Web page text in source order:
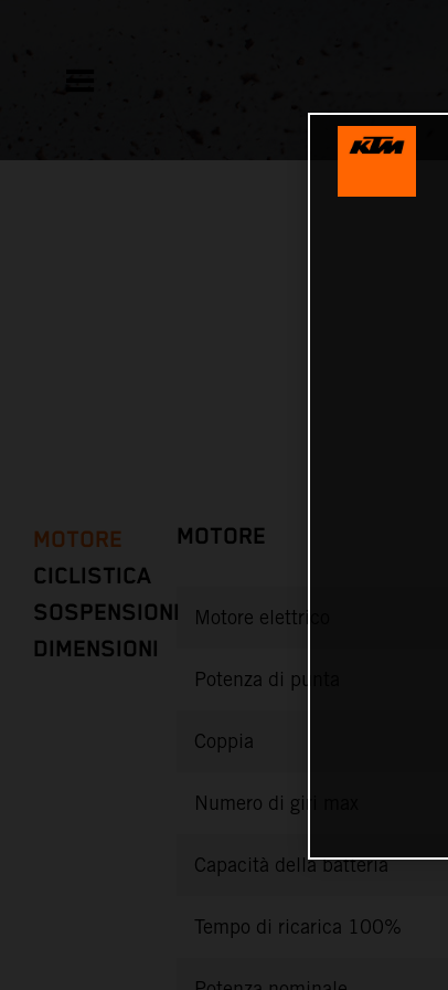
MOTORE
CICLISTICA
SOSPENSIONI
DIMENSIONI
MOTORE
Motore elettrico
Potenza di punta
Coppia
Numero di giri max
Capacità della batteria
Tempo di ricarica 100%